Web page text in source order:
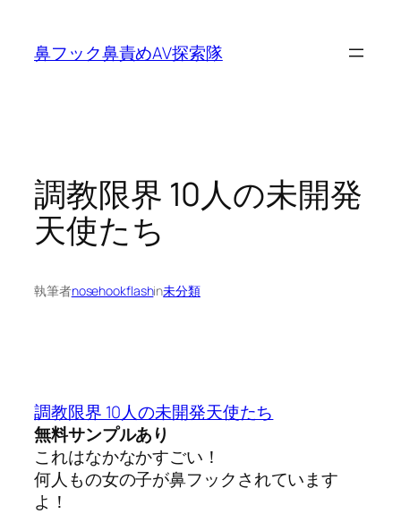
鼻フック鼻責めAV探索隊
調教限界 10人の未開発
天使たち
執筆者nosehookflashin未分類
調教限界 10人の未開発天使たち
無料サンプルあり
これはなかなかすごい！
何人もの女の子が鼻フックされています
よ！